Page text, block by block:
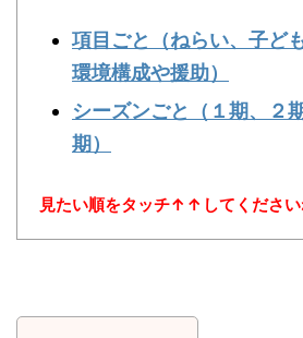
項目ごと（ねらい、子ど
環境構成や援助）
シーズンごと（１期、２
期）
見たい順をタッチ↑↑してくださ